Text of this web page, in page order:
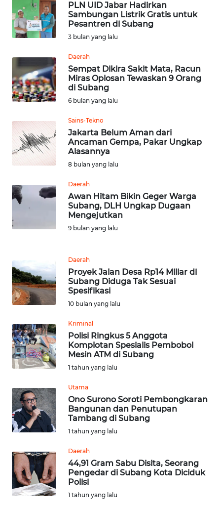
PLN UID Jabar Hadirkan
Sambungan Listrik Gratis untuk
Pesantren di Subang
3 bulan yang lalu
Daerah
Sempat Dikira Sakit Mata, Racun
Miras Oplosan Tewaskan 9 Orang
di Subang
6 bulan yang lalu
Sains-Tekno
Jakarta Belum Aman dari
Ancaman Gempa, Pakar Ungkap
Alasannya
8 bulan yang lalu
Daerah
Awan Hitam Bikin Geger Warga
Subang, DLH Ungkap Dugaan
Mengejutkan
9 bulan yang lalu
Daerah
Proyek Jalan Desa Rp14 Miliar di
Subang Diduga Tak Sesuai
Spesifikasi
10 bulan yang lalu
Kriminal
Polisi Ringkus 5 Anggota
Komplotan Spesialis Pembobol
Mesin ATM di Subang
1 tahun yang lalu
Utama
Ono Surono Soroti Pembongkaran
Bangunan dan Penutupan
Tambang di Subang
1 tahun yang lalu
Daerah
44,91 Gram Sabu Disita, Seorang
Pengedar di Subang Kota Diciduk
Polisi
1 tahun yang lalu
WN
NTB
WN
SULBAR
BABEL
WN
SUMSEL
WN
LAMPUNG
WN
NUSANTARA
JOGJA
WN
JATIM
WN
BALI
WN